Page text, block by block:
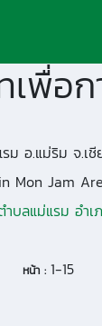
อ.แม่ริม จ.เชี
Mon Jam
ลแม่แรม อำเ
หน้า : 1-15